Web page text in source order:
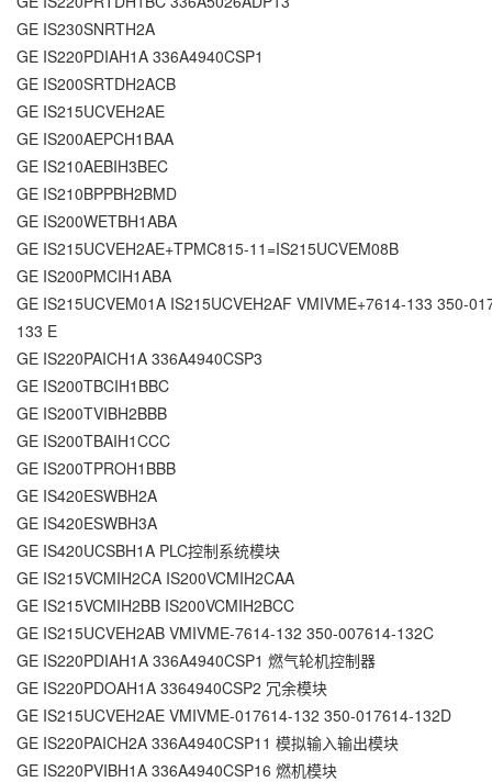
GE IS230SNRTH2A
GE IS220PDIAH1A 336A4940CSP1
GE IS200SRTDH2ACB
GE IS215UCVEH2AE
GE IS200AEPCH1BAA
GE IS210AEBIH3BEC
GE IS210BPPBH2BMD
GE IS200WETBH1ABA
GE IS215UCVEH2AE+TPMC815-11=IS215UCVEM08B
GE IS200PMCIH1ABA
GE IS215UCVEM01A IS215UCVEH2AF VMIVME+7614-133 350-
133 E
GE IS220PAICH1A 336A4940CSP3
GE IS200TBCIH1BBC
GE IS200TVIBH2BBB
GE IS200TBAIH1CCC
GE IS200TPROH1BBB
GE IS420ESWBH2A
GE IS420ESWBH3A
GE IS420UCSBH1A PLC控制系统模块
GE IS215VCMIH2CA IS200VCMIH2CAA
GE IS215VCMIH2BB IS200VCMIH2BCC
GE IS215UCVEH2AB VMIVME-7614-132 350-007614-132C
GE IS220PDIAH1A 336A4940CSP1 燃气轮机控制器
GE IS220PDOAH1A 3364940CSP2 冗余模块
GE IS215UCVEH2AE VMIVME-017614-132 350-017614-132D
GE IS220PAICH2A 336A4940CSP11 模拟输入输出模块
GE IS220PVIBH1A 336A4940CSP16 燃机模块